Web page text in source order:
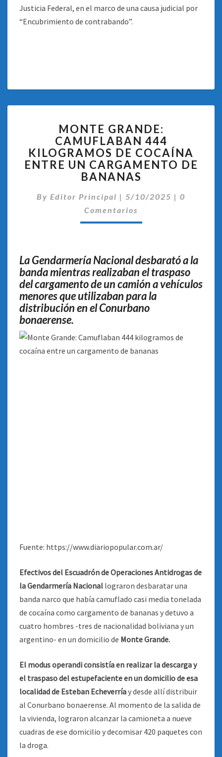
Justicia Federal, en el marco de una causa judicial por
“Encubrimiento de contrabando”.
GRANDE:
CAMUFLABAN
444
KILOGRAMOS
DE
COCAÍNA
ENTRE
UN
MONTE GRANDE:
CAMUFLABAN 444
KILOGRAMOS DE COCAÍNA
ENTRE UN CARGAMENTO DE
BANANAS
By Editor Principal | 5/10/2025 | 0
Comentarios
La Gendarmería Nacional desbarató a la
banda mientras realizaban el traspaso
del cargamento de un camión a vehículos
menores que utilizaban para la
distribución en el Conurbano
bonaerense.
Fuente: https://www.diariopopular.com.ar/
Efectivos del Escuadrón de Operaciones Antidrogas de
la Gendarmería Nacional lograron desbaratar una
banda narco que había camuflado casi media tonelada
de cocaína como cargamento de bananas y detuvo a
cuatro hombres -tres de nacionalidad boliviana y un
argentino- en un domicilio de Monte Grande.
El modus operandi consistía en realizar la descarga y
el traspaso del estupefaciente en un domicilio de esa
localidad de Esteban Echeverríay desde allí distribuir
al Conurbano bonaerense. Al momento de la salida de
la vivienda, lograron alcanzar la camioneta a nueve
cuadras de ese domicilio y decomisar 420 paquetes con
la droga.